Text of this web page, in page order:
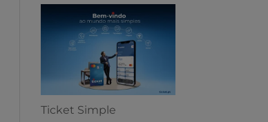
Ticket Simple